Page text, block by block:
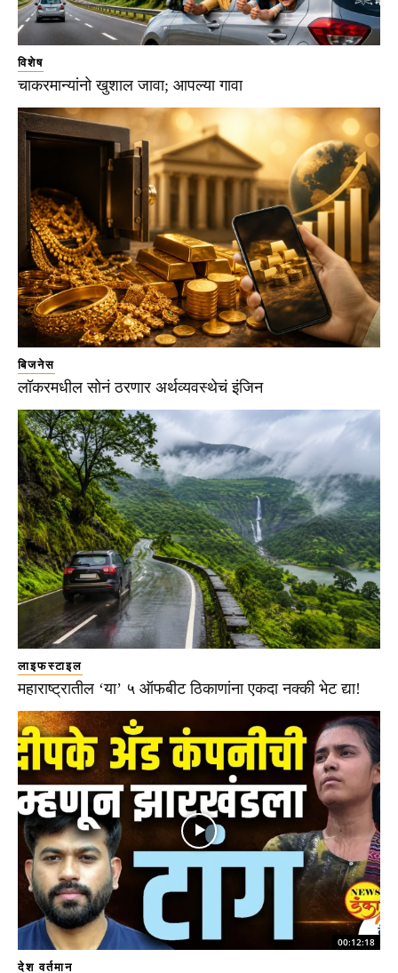
विशेष
चाकरमान्यांनो खुशाल जावा; आपल्या गावा
बिजनेस
लॉकरमधील सोनं ठरणार अर्थव्यवस्थेचं इंजिन
लाइफस्टाइल
महाराष्ट्रातील ‘या’ ५ ऑफबीट ठिकाणांना एकदा नक्की भेट द्या!
00:12:18
देश वर्तमान